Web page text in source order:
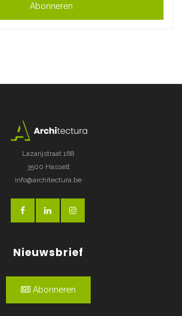
Abonneren
Lazarijstraat 168
3500 Hasselt
info@architectura.be
Nieuwsbrief
Abonneren